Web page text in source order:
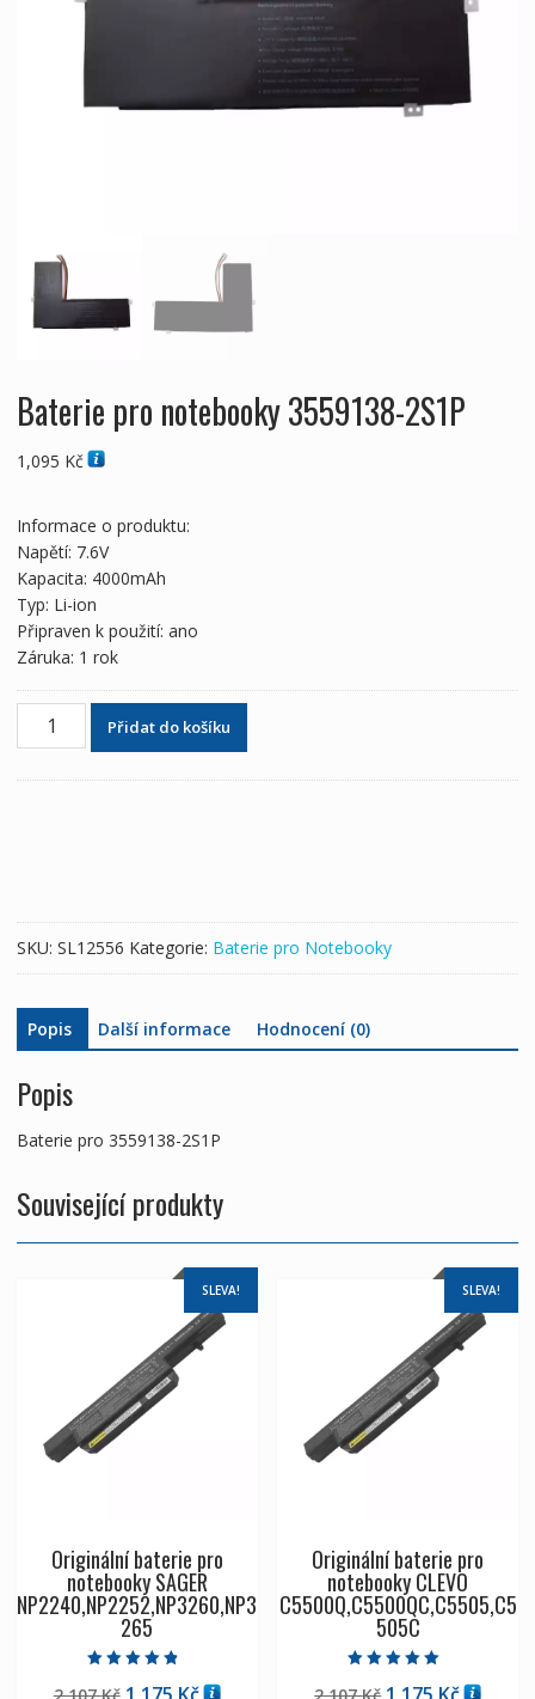
Baterie pro notebooky 3559138-2S1P
1,095 Kč
Informace o produktu:
Napětí: 7.6V
Kapacita: 4000mAh
Typ: Li-ion
Připraven k použití: ano
Záruka: 1 rok
Baterie
Přidat do košíku
SKU: SL12556 Kategorie: Baterie pro Notebooky
Popis Další informace Hodnocení (0)
Popis
Baterie pro 3559138-2S1P
Související produkty
SLEVA!
Originální baterie pro
notebooky SAGER
NP2240,NP2252,NP3260,NP3
265
4.50
PůvodníAktuální
SLEVA!
Originální baterie pro
notebooky CLEVO
C5500Q,C5500QC,C5505,C5
505C
5.00
Původní